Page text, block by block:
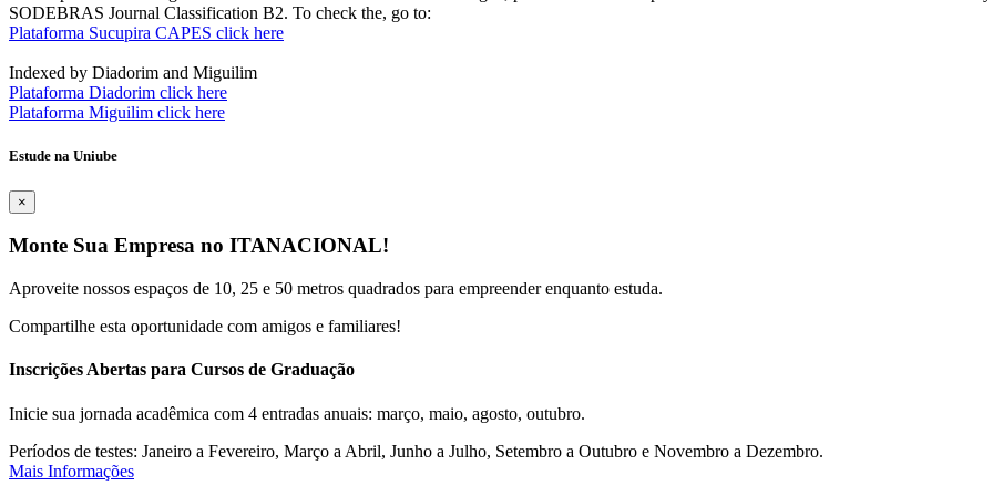
SODEBRAS Journal Classification B2. To check the, go to:
Plataforma Sucupira CAPES click here
Indexed by Diadorim and Miguilim
Plataforma Diadorim click here
Plataforma Miguilim click here
Estude na Uniube
×
Monte Sua Empresa no ITANACIONAL!
Aproveite nossos espaços de 10, 25 e 50 metros quadrados para empreender enquanto estuda.
Compartilhe esta oportunidade com amigos e familiares!
Inscrições Abertas para Cursos de Graduação
Inicie sua jornada acadêmica com 4 entradas anuais: março, maio, agosto, outubro.
Períodos de testes: Janeiro a Fevereiro, Março a Abril, Junho a Julho, Setembro a Outubro e Novembro a Dezembro.
Mais Informações